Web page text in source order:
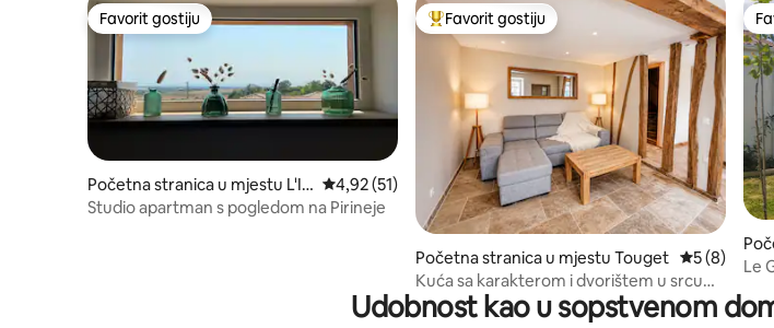
Favorit gostiju
Favorit gostiju
Početna stranica u mjestu L'Isl
e-Jourdain
prosječna ocjena 4,92 od 5, recenzija: 51
4,92 (51)
Studio apartman s pogledom na Pirineje
Glavni favorit gostiju
Favorit gostiju
Početna stranica u mjestu Touget prosječna
5 (8)
Kuća sa karakterom i dvorištem u srcu
Žera
Le
Udobnost kao u sopstvenom